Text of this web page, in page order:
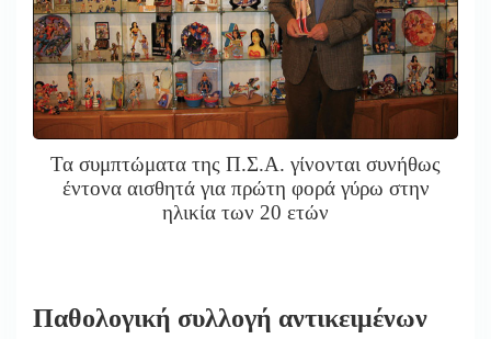
Τα συμπτώματα της Π.Σ.Α. γίνονται συνήθως
έντονα αισθητά για πρώτη φορά γύρω στην
ηλικία των 20 ετών
Παθολογική συλλογή αντικειμένων